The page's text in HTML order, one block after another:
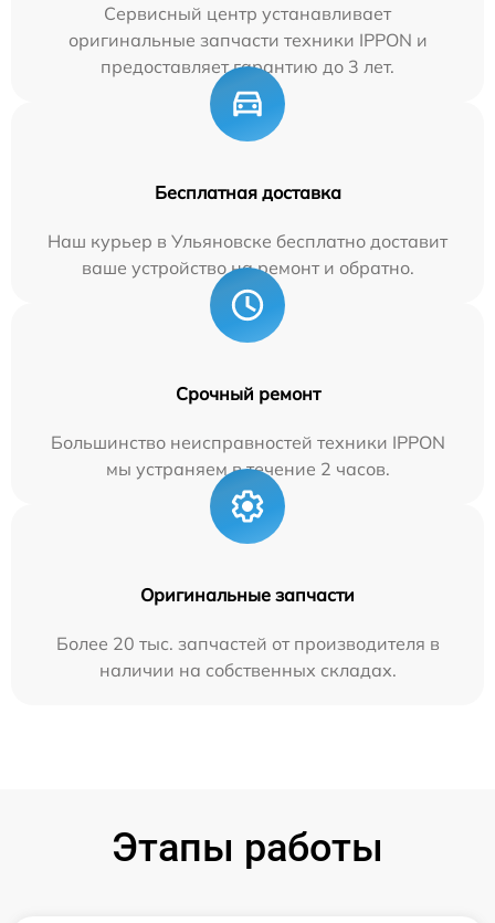
Сервисный центр устанавливает
оригинальные запчасти техники IPPON и
предоставляет гарантию до 3 лет.
Бесплатная доставка
Наш курьер в Ульяновске бесплатно доставит
ваше устройство на ремонт и обратно.
Срочный ремонт
Большинство неисправностей техники IPPON
мы устраняем в течение 2 часов.
Оригинальные запчасти
Более 20 тыс. запчастей от производителя в
наличии на собственных складах.
Этапы работы